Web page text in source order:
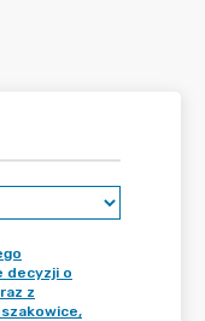
decyzji o
z